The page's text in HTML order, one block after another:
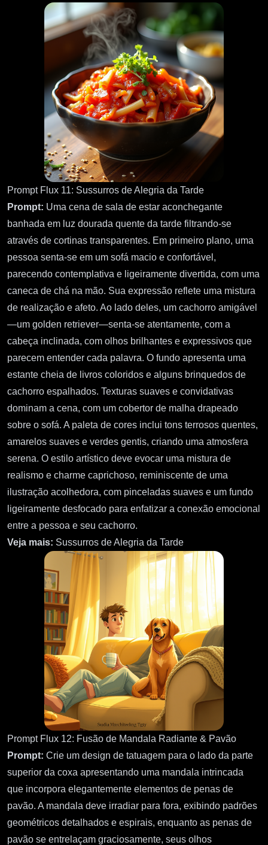
Prompt Flux 11: Sussurros de Alegria da Tarde
Prompt: Uma cena de sala de estar aconchegante
banhada em luz dourada quente da tarde filtrando-se
através de cortinas transparentes. Em primeiro plano, uma
pessoa senta-se em um sofá macio e confortável,
parecendo contemplativa e ligeiramente divertida, com uma
caneca de chá na mão. Sua expressão reflete uma mistura
de realização e afeto. Ao lado deles, um cachorro amigável
—um golden retriever—senta-se atentamente, com a
cabeça inclinada, com olhos brilhantes e expressivos que
parecem entender cada palavra. O fundo apresenta uma
estante cheia de livros coloridos e alguns brinquedos de
cachorro espalhados. Texturas suaves e convidativas
dominam a cena, com um cobertor de malha drapeado
sobre o sofá. A paleta de cores inclui tons terrosos quentes,
amarelos suaves e verdes gentis, criando uma atmosfera
serena. O estilo artístico deve evocar uma mistura de
realismo e charme caprichoso, reminiscente de uma
ilustração acolhedora, com pinceladas suaves e um fundo
ligeiramente desfocado para enfatizar a conexão emocional
entre a pessoa e seu cachorro.
Veja mais: Sussurros de Alegria da Tarde
Prompt Flux 12: Fusão de Mandala Radiante & Pavão
Prompt: Crie um design de tatuagem para o lado da parte
superior da coxa apresentando uma mandala intrincada
que incorpora elegantemente elementos de penas de
pavão. A mandala deve irradiar para fora, exibindo padrões
geométricos detalhados e espirais, enquanto as penas de
pavão se entrelaçam graciosamente, seus olhos